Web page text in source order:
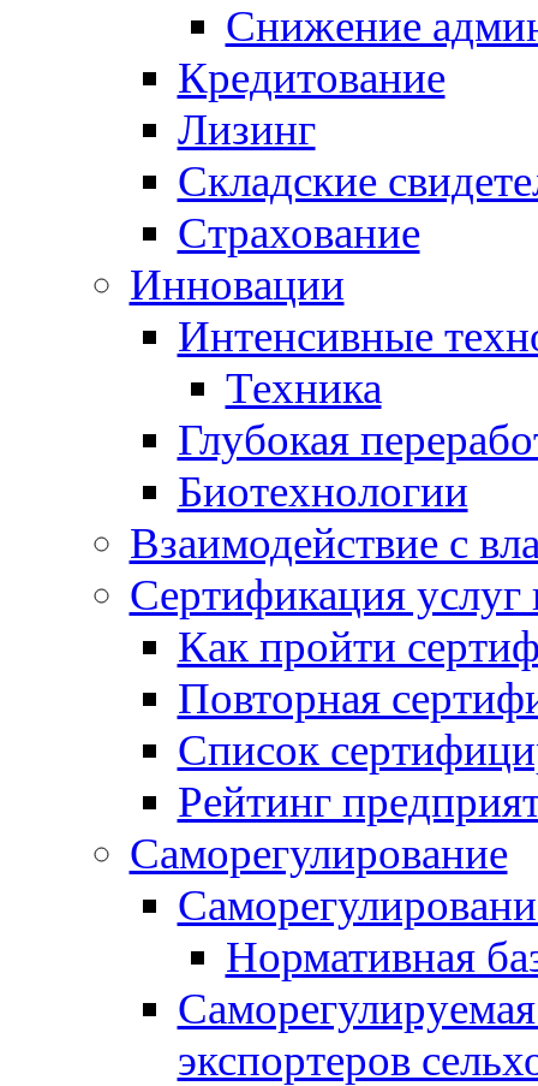
Снижение
Кредитование
Лизинг
Складские
Страхование
Инновации
Интенсивные
Техника
Глубокая
Биотехнологии
Взаимодействие с
Сертификация услуг
Как пройти
Повторная
Список
Рейтинг
Саморегулирование
Нормативная
экспортеров